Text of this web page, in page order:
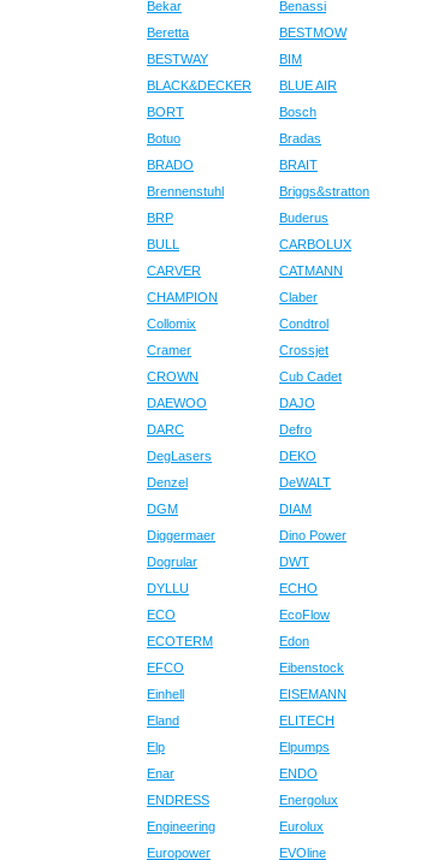
Bekar
Benassi
Beretta
BESTMOW
BESTWAY
BIM
BLACK&DECKER
BLUE AIR
BORT
Bosch
Botuo
Bradas
BRADO
BRAIT
Brennenstuhl
Briggs&stratton
BRP
Buderus
BULL
CARBOLUX
CARVER
CATMANN
CHAMPION
Claber
Collomix
Condtrol
Cramer
Crossjet
CROWN
Cub Cadet
DAEWOO
DAJO
DARC
Defro
DegLasers
DEKO
Denzel
DeWALT
DGM
DIAM
Diggermaer
Dino Power
Dogrular
DWT
DYLLU
ECHO
ECO
EcoFlow
ECOTERM
Edon
EFCO
Eibenstock
Einhell
EISEMANN
Eland
ELITECH
Elp
Elpumps
Enar
ENDO
ENDRESS
Energolux
Engineering
Eurolux
Europower
EVOline